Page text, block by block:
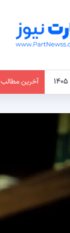
آخرین مطالب